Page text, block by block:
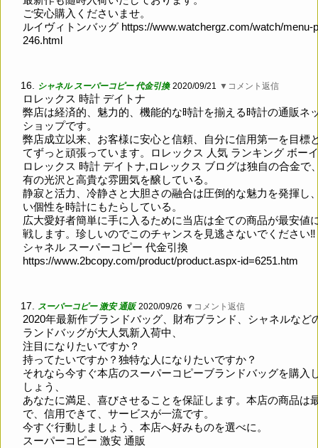
ご安心購入くださいませ。
ルイヴィトンバッグ https://www.watchergz.com/watch/menu-
246.html
16. シャネル スーパーコピー 代金引換 2020/09/21 ▼コメント返信
ロレックス 時計 デイトナ
弊店は経済的、魅力的、機能的な時計を揃える時計の通販ネ
ショップです。
弊店成立以来、お客様に安心と信頼、自分に信用第一を目標
てずっと頑張っています。ロレックス 人気 ランキング ボー
ロレックス 時計 デイトナ,ロレックス ブログは独自の合金で
有の光沢と高貴な雰囲気を醸している。
静寂と活力、冷静さと大胆さの融合は圧倒的な魅力を発揮し
い個性を時計にもたらしている。
広大愛好者簡単に手に入るために当店は全ての商品が最安値
戦します。珍しいのでこのチャンスを見逃さないでください‼
シャネル スーパーコピー 代金引換
https://www.2bcopy.com/product/product.aspx-id=6251.htm
17. スーパーコピー 激安 通販 2020/09/26 ▼コメント返信
2020年最新作ブランドバッグ、財布ブランド、シャネルなど
ランドバッグが大人気新入荷中、
注目になりたいですか？
持ってたいですか？独特な人になりたいですか？
それなら今すぐ本店のスーパーコピーブランドバッグを購入
しょう、
あなたに満足、喜びさせることを保証します。本店の商品は
で、信用できて、サービスが一流です。
今すぐ行動しましょう、本店へ好みものを選べに。
スーパーコピー 激安 通販